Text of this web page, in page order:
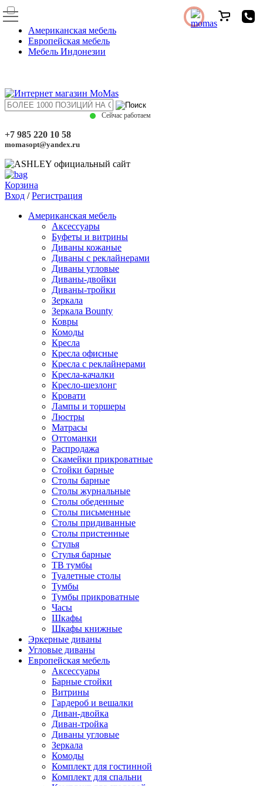
Американская мебель
Европейская мебель
Мебель Индонезии
Сейчас работаем
+7 985 220 10 58
momasopt@yandex.ru
Корзина
Вход /Регистрация
Американская мебель
Аксессуары
Буфеты и витрины
Диваны кожаные
Диваны с реклайнерами
Диваны угловые
Диваны-двойки
Диваны-тройки
Зеркала
Зеркала Bounty
Ковры
Комоды
Кресла
Кресла офисные
Кресла с реклайнерами
Кресла-качалки
Кресло-шезлонг
Кровати
Лампы и торшеры
Люстры
Матрасы
Оттоманки
Распродажа
Скамейки прикроватные
Стойки барные
Столы барные
Столы журнальные
Столы обеденные
Столы письменные
Столы придиванные
Столы пристенные
Стулья
Стулья барные
ТВ тумбы
Туалетные столы
Тумбы
Тумбы прикроватные
Часы
Шкафы
Шкафы книжные
Эркерные диваны
Угловые диваны
Европейская мебель
Аксессуары
Барные стойки
Витрины
Гардероб и вешалки
Диван-двойка
Диван-тройка
Диваны угловые
Зеркала
Комоды
Комплект для гостинной
Комплект для спальни